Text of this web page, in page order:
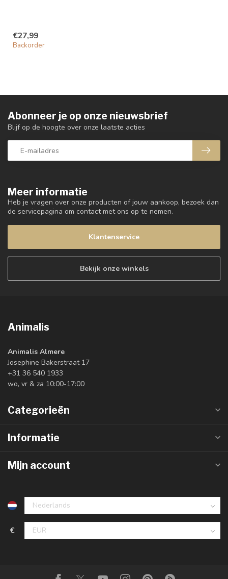
€27,99
Backorder
Meer informatie
Heb je vragen over onze producten of jouw aankoop, bezoek dan
de servicepagina om contact met ons op te nemen.
Klantenservice
Bekijk onze winkels
Abonneer je op onze nieuwsbrief
Blijf op de hoogte over onze laatste acties
Animalis
Animalis Almere
Josephine Bakerstraat 17
+31 36 540 1933
wo, vr & za 10:00-17:00
Categorieën
Informatie
Mijn account
€